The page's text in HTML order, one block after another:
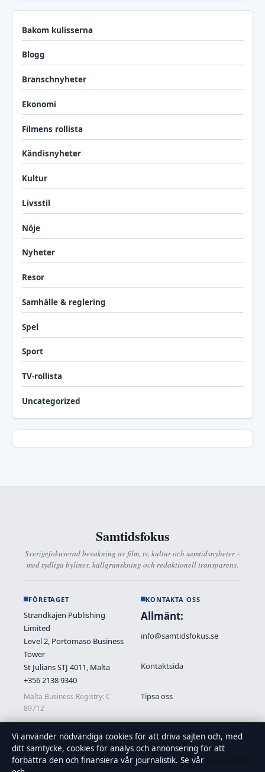
Bakom kulisserna
Blogg
Branschnyheter
Ekonomi
Filmens rollista
Kändisnyheter
Kultur
Livsstil
Nöje
Nyheter
Resor
Samhälle & reglering
Spel
Sport
TV-rollista
Uncategorized
Samtidsfokus
Sverigefokuserad bevakning av film, tv, kultur och samtidsnyheter –
med tydliga bylines, källgranskning och redaktionell transparens.
FÖRETAGET
Strandkajen Publishing
Limited
Level 2, Portomaso Business
Tower
St Julians STJ 4011, Malta
+356 2138 9340
Malta Business Registry: C
89712
KONTAKTA OSS
Allmänt:
info@samtidsfokus.se
Kontaktsida
Tipsa oss
OM OSS
Om oss
FÖRTROENDE &
STANDARDER
Vi använder nödvändiga cookies för att driva sajten och, med
ditt samtycke, cookies för analys och annonsering för att
förbättra den och finansiera vår journalistik. Se vår